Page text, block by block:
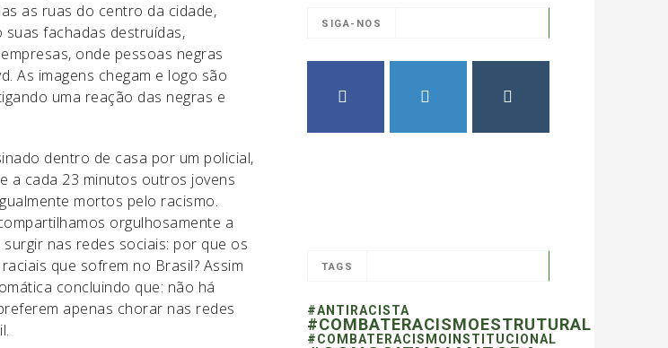
as ruas do centro da cidade,
fachadas destruídas,
onde pessoas negras
As imagens chegam e logo são
uma reação das negras e
dentro de casa por um policial,
a cada 23 minutos outros jovens
mortos pelo racismo.
orgulhosamente a
nas redes sociais: por que os
que sofrem no Brasil? Assim
concluindo que: não há
apenas chorar nas redes
SIGA-NOS
TAGS
#ANTIRACISTA
#COMBATERACISMOESTRUTURAL
#COMBATERACISMOINSTITUCIONAL